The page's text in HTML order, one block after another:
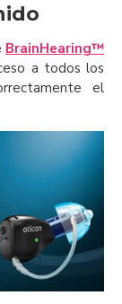
BrainHearing™
a todos los
el